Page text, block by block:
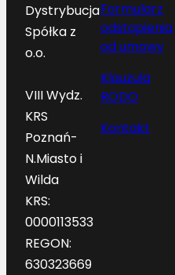
Dystrybucja
Spółka z
o.o.
VIII Wydz.
KRS
Poznań-
N.Miasto i
Wilda
KRS:
0000113533
REGON:
630323669
Formularz
odstąpienia
od umowy
Klauzula
RODO
Kontakt